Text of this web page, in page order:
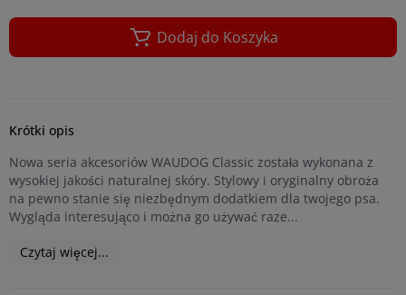
Dodaj do Koszyka
Krótki opis
Nowa seria akcesoriów WAUDOG Classic została wykonana z
wysokiej jakości naturalnej skóry. Stylowy i oryginalny obroża
na pewno stanie się niezbędnym dodatkiem dla twojego psa.
Wygląda interesująco i można go używać raze...
Czytaj więcej...